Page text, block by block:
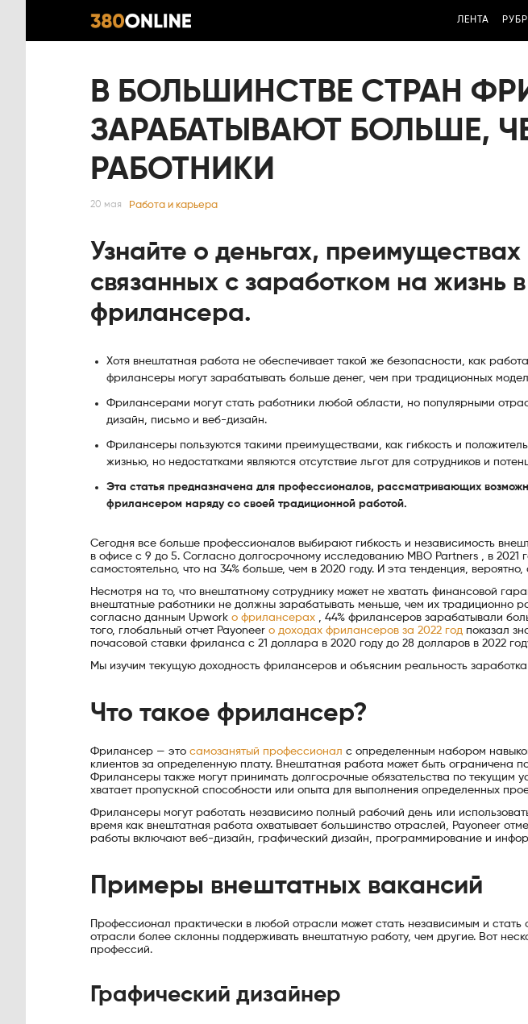
ЛЕНТА
В БОЛЬШИНСТВЕ СТРАН
ЗАРАБАТЫВАЮТ БОЛЬШЕ,
РАБОТНИКИ
20 мая Работа и карьера
Узнайте о деньгах, преимуществах
связанных с заработком на жизнь
фрилансера.
Хотя внештатная работа не обеспечивает такой же безопасности, как
фрилансеры могут зарабатывать больше денег, чем при традиционных
Фрилансерами могут стать работники любой области, но популярными
дизайн, письмо и веб-дизайн.
Фрилансеры пользуются такими преимуществами, как гибкость и
жизнью, но недостатками являются отсутствие льгот для сотрудников и
Эта статья предназначена для профессионалов, рассматривающих
фрилансером наряду со своей традиционной работой.
Сегодня все больше профессионалов выбирают гибкость и независимость
в офисе с 9 до 5. Согласно долгосрочному исследованию MBO Partners , в 2021
самостоятельно, что на 34% больше, чем в 2020 году. И эта тенденция,
Несмотря на то, что внештатному сотруднику может не хватать финансовой
внештатные работники не должны зарабатывать меньше, чем их традиционно
согласно данным Upwork о фрилансерах , 44% фрилансеров зарабатывали
того, глобальный отчет Payoneer о доходах фрилансеров за 2022 год показал
почасовой ставки фриланса с 21 доллара в 2020 году до 28 долларов в 2022
Мы изучим текущую доходность фрилансеров и объясним реальность
Что такое фрилансер?
Фрилансер — это самозанятый профессионал с определенным набором
клиентов за определенную плату. Внештатная работа может быть ограничена
Фрилансеры также могут принимать долгосрочные обязательства по текущим
хватает пропускной способности или опыта для выполнения определенных
Фрилансеры могут работать независимо полный рабочий день или
время как внештатная работа охватывает большинство отраслей, Payoneer
работы включают веб-дизайн, графический дизайн, программирование и
Примеры внештатных вакансий
Профессионал практически в любой отрасли может стать независимым и
отрасли более склонны поддерживать внештатную работу, чем другие. Вот
профессий.
Графический дизайнер